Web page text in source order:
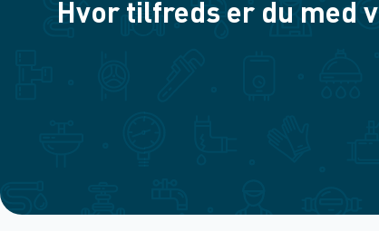
Hvor tilfreds er du med